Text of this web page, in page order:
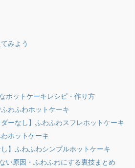
みよう
ホットケーキレシピ・作り方
わふわホットケーキ
ーなし】ふわふわスフレホットケーキ
ホットケーキ
】ふわふわシンプルホットケーキ
い原因・ふわふわにする裏技まとめ